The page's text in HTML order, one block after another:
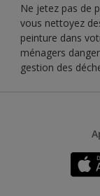
Ne jetez pas de
vous nettoyez
peinture dans
ménagers
gestion des